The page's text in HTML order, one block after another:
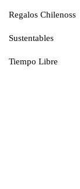
Regalos Chilenoss
Sustentables
Tiempo Libre